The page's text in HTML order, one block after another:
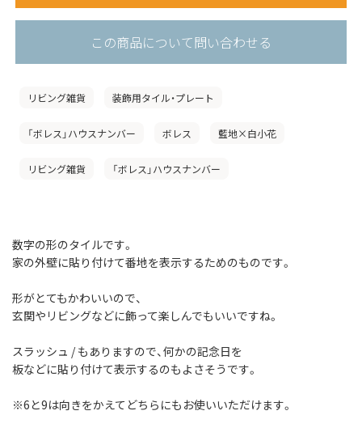
この商品について問い合わせる
リビング雑貨 装飾用タイル・プレート
「ボレス」ハウスナンバー ボレス 藍地×白小花
リビング雑貨 「ボレス」ハウスナンバー
数字の形のタイルです。
家の外壁に貼り付けて番地を表示するためのものです。
形がとてもかわいいので、
玄関やリビングなどに飾って楽しんでもいいですね。
スラッシュ / もありますので、何かの記念日を
板などに貼り付けて表示するのもよさそうです。
※6と9は向きをかえてどちらにもお使いいただけます。